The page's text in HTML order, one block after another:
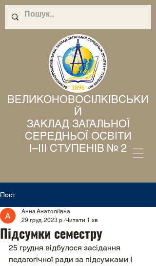
ВЕЛИКОНОВОСІЛКІВСЬКИ
Й
ЗАКЛАД ЗАГАЛЬНОЇ
СЕРЕДНЬОЇ ОСВІТИ
І–ІІІ СТУПЕНІВ № 2
Пост
Підсумки семестру
Анна Анатоліївна
29 груд. 2023 р. Читати 1 хв
25 грудня відбулося засідання
педагогічної ради за підсумками І